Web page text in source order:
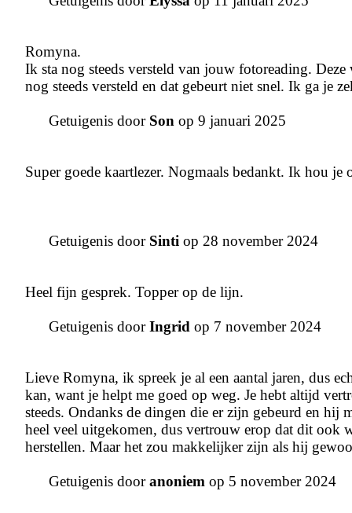
Romyna.
Ik sta nog steeds versteld van jouw fotoreading.
nog steeds versteld en dat gebeurt niet snel. Ik ga je
Getuigenis door Son op 9 januari 2025
Super goede kaartlezer. Nogmaals bedankt. Ik hou je
Getuigenis door Sinti op 28 november 2024
Heel fijn gesprek. Topper op de lijn.
Getuigenis doorIngrid op 7 november 2024
Lieve Romyna, ik spreek je al een aantal jaren, dus
kan, want je helpt me goed op weg. Je hebt altijd
steeds. Ondanks de dingen die er zijn gebeurd en
heel veel uitgekomen, dus vertrouw erop dat dit ook
herstellen. Maar het zou makkelijker zijn als hij
Getuigenis dooranoniem op 5 november 2024